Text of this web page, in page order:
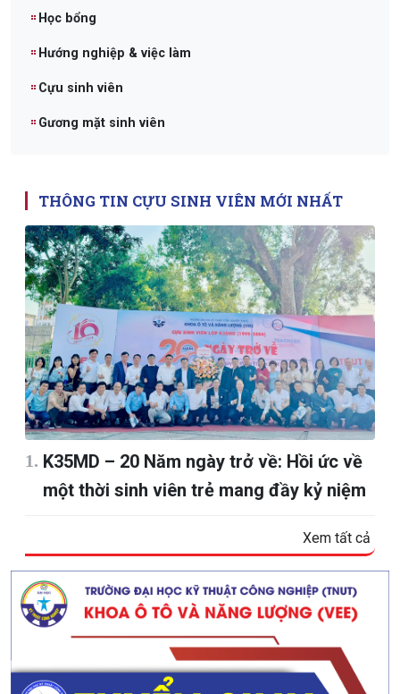
Học bổng
Hướng nghiệp & việc làm
Cựu sinh viên
Gương mặt sinh viên
THÔNG TIN CỰU SINH VIÊN MỚI NHẤT
K35MD – 20 Năm ngày trở về: Hồi ức về
một thời sinh viên trẻ mang đầy kỷ niệm
Xem tất cả